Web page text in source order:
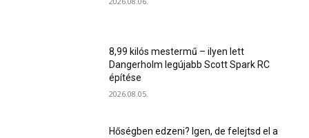
8,99 kilós mestermű – ilyen lett
Dangerholm legújabb Scott Spark RC
építése
2026.08.05.
Hőségben edzeni? Igen, de felejtsd el a